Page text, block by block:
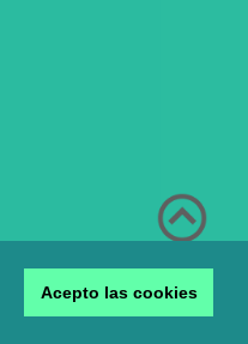
Acepto las cookies